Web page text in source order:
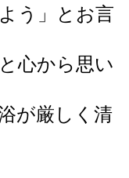
う」とお言
心から思い
が厳しく清